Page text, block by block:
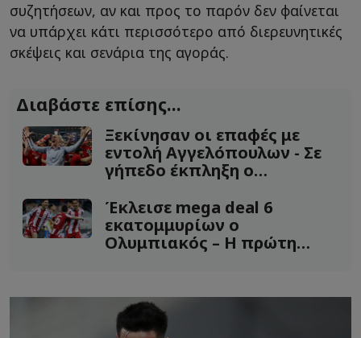
συζητήσεων, αν και προς το παρόν δεν φαίνεται
να υπάρχει κάτι περισσότερο από διερευνητικές
σκέψεις και σενάρια της αγοράς.
Διαβάστε επίσης...
Ξεκίνησαν οι επαφές με
εντολή Αγγελόπουλων - Σε
γήπεδο έκπληξη ο
Έκλεισε mega deal 6
εκατομμυρίων ο
Ολυμπιακός – Η πρώτη